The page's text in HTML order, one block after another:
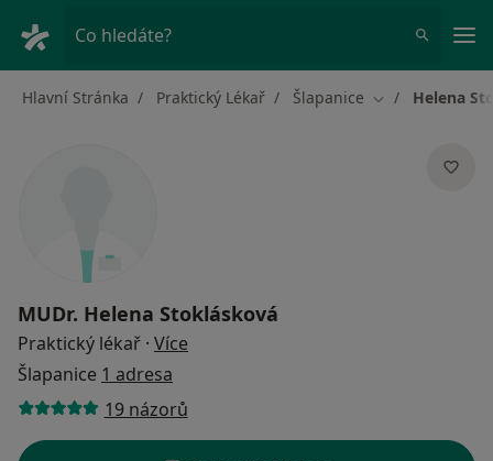
Co hledáte?
Hlavní Stránka Praktický Lékař Šlapanice Změna města
Helena
MUDr. Helena Stoklásková
Praktický lékař · Více
Šlapanice 1 adresa
19 názorů